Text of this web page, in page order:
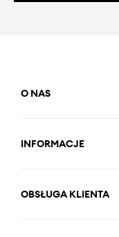
O NAS
INFORMACJE
OBSŁUGA KLIENTA